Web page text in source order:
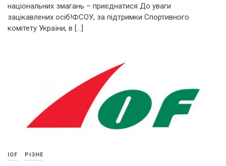
національних змагань – приєднатися До уваги
зацікавлених осіб!ФСОУ, за підтримки Спортивного
комітету України, в […]
IOF РІЗНЕ